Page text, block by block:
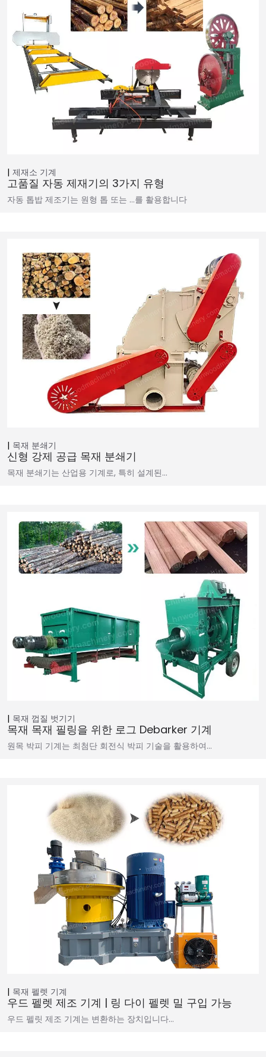
제재소 기계
고품질 자동 제재기의 3가지 유형
자동 톱밥 제조기는 원형 톱 또는 …를 활용합니다
목재 분쇄기
신형 강제 공급 목재 분쇄기
목재 분쇄기는 산업용 기계로, 특히 설계된…
목재 껍질 벗기기
목재 목재 필링을 위한 로그 Debarker 기계
원목 박피 기계는 최첨단 회전식 박피 기술을 활용하여…
목재 펠렛 기계
우드 펠렛 제조 기계 | 링 다이 펠렛 밀 구입 가능
우드 펠릿 제조 기계는 변환하는 장치입니다…